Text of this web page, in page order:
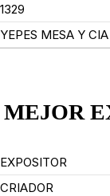
1329
YEPES MESA Y
MEJOR
EXPOSITOR
CRIADOR